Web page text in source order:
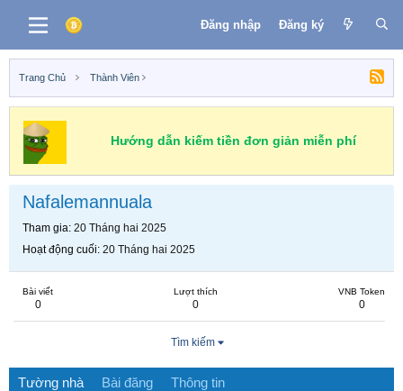
Đăng nhập Đăng ký
Trang Chủ Thành Viên
Hướng dẫn kiếm tiền đơn giản miễn phí
Nafalemannuala
Tham gia 20 Tháng hai 2025
Hoạt động cuối 20 Tháng hai 2025
Bài viết
0
Lượt thích
0
VNB Token
0
Tìm kiếm
Tường nhà Bài đăng Thông tin